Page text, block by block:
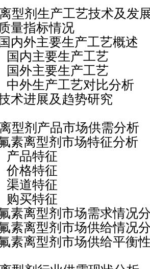
型剂生产工艺技术及发
指标情况
外主要生产工艺概述
主要生产工艺
主要生产工艺
生产工艺对比分析
进展及趋势研究
型剂产品市场供需分析
离型剂市场特征分析
特征
特征
特征
特征
离型剂市场需求情况
离型剂市场供给情况
离型剂市场供给平衡